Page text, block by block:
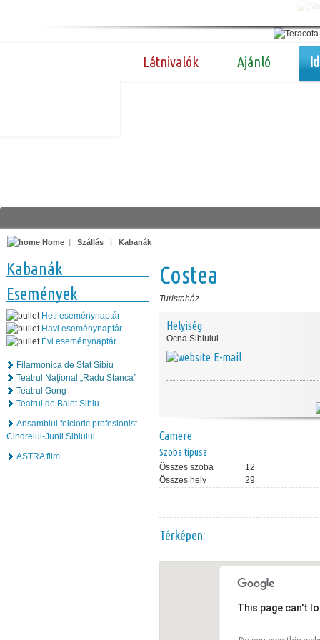
Látnivalók Ajánló
Home | Szállás | Kabanák
Kabanák
Események
Heti eseménynaptár
Havi eseménynaptár
Évi eseménynaptár
Filarmonica de Stat Sibiu
Teatrul Naţional „Radu Stanca”
Teatrul Gong
Teatrul de Balet Sibiu
Ansamblul folcloric profesionist
Cindrelul-Junii Sibiului
ASTRA film
Costea
Turistaház
Helyiség
Ocna Sibiului
E-mail
Camere
Szoba típusa
Összes szoba
12
Összes hely
29
Térképen:
This page can't